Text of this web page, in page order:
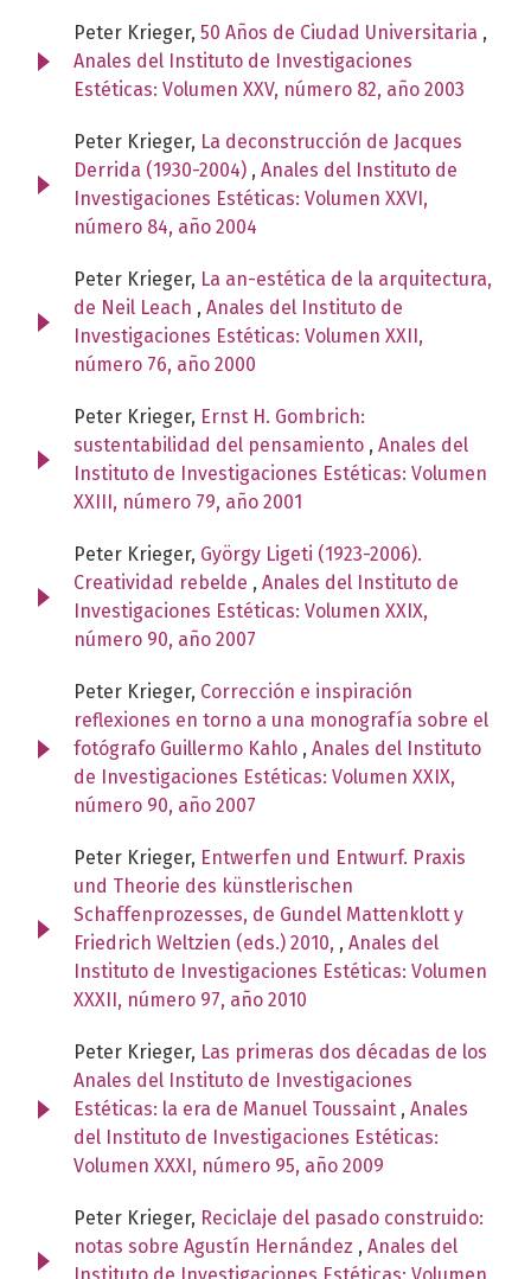
Peter Krieger, 50 Años de Ciudad Universitaria ,
Anales del Instituto de Investigaciones
Estéticas: Volumen XXV, número 82, año 2003
Peter Krieger, La deconstrucción de Jacques
Derrida (1930-2004) , Anales del Instituto de
Investigaciones Estéticas: Volumen XXVI,
número 84, año 2004
Peter Krieger, La an-estética de la arquitectura,
de Neil Leach , Anales del Instituto de
Investigaciones Estéticas: Volumen XXII,
número 76, año 2000
Peter Krieger, Ernst H. Gombrich:
sustentabilidad del pensamiento , Anales del
Instituto de Investigaciones Estéticas: Volumen
XXIII, número 79, año 2001
Peter Krieger, György Ligeti (1923-2006).
Creatividad rebelde , Anales del Instituto de
Investigaciones Estéticas: Volumen XXIX,
número 90, año 2007
Peter Krieger, Corrección e inspiración
reflexiones en torno a una monografía sobre el
fotógrafo Guillermo Kahlo , Anales del Instituto
de Investigaciones Estéticas: Volumen XXIX,
número 90, año 2007
Peter Krieger, Entwerfen und Entwurf. Praxis
und Theorie des künstlerischen
Schaffenprozesses, de Gundel Mattenklott y
Friedrich Weltzien (eds.) 2010, , Anales del
Instituto de Investigaciones Estéticas: Volumen
XXXII, número 97, año 2010
Peter Krieger, Las primeras dos décadas de los
Anales del Instituto de Investigaciones
Estéticas: la era de Manuel Toussaint , Anales
del Instituto de Investigaciones Estéticas:
Volumen XXXI, número 95, año 2009
Peter Krieger, Reciclaje del pasado construido:
notas sobre Agustín Hernández , Anales del
Instituto de Investigaciones Estéticas: Volumen